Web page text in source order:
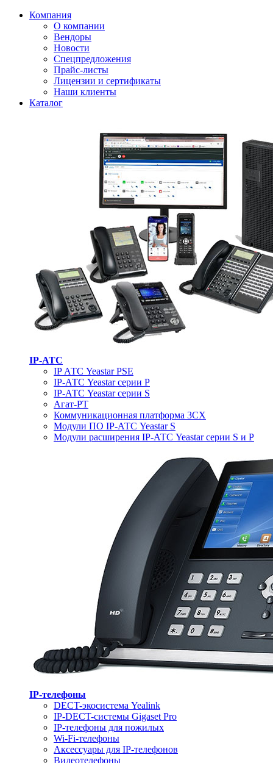
Компания
О компании
Вендоры
Новости
Спецпредложения
Прайс-листы
Лицензии и сертификаты
Наши клиенты
Каталог
IP-АТС
IP АТС Yeastar PSE
IP-АТС Yeastar серии P
IP-АТС Yeastar серии S
Агат-РТ
Коммуникационная платформа 3CX
Модули ПО IP-АТС Yeastar S
Модули расширения IP-АТС Yeastar серии S и P
IP-телефоны
DECT-экосистема Yealink
IP-DECT-системы Gigaset Pro
IP-телефоны для пожилых
Wi-Fi-телефоны
Аксессуары для IP-телефонов
Видеотелефоны